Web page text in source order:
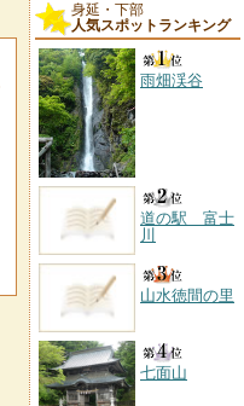
身延・下部
人気スポットランキング
雨畑渓谷
道の駅 富士
川
山水徳間の里
七面山